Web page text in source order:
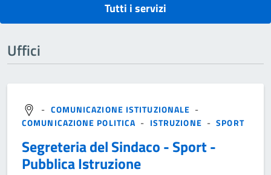
Tutti i servizi
Uffici
- COMUNICAZIONE ISTITUZIONALE -
COMUNICAZIONE POLITICA - ISTRUZIONE -SPORT
Segreteria del Sindaco - Sport -
Pubblica Istruzione